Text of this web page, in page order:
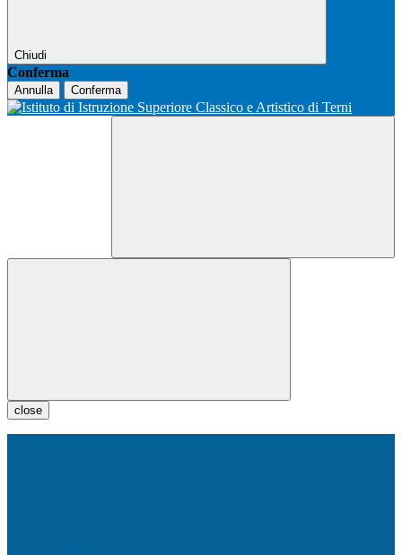
Chiudi
Conferma
Annulla Conferma
close